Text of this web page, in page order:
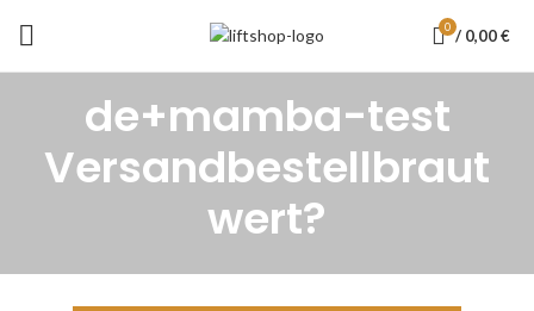
0 / 0,00€
de+mamba-test
Versandbestellbraut
wert?